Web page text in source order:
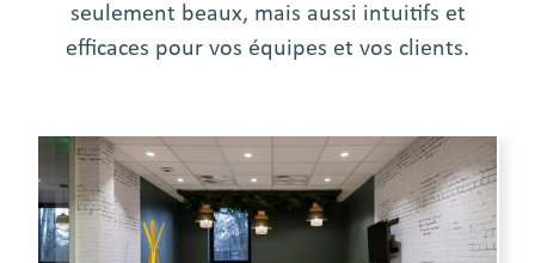
seulement beaux, mais aussi intuitifs et
efficaces pour vos équipes et vos clients.